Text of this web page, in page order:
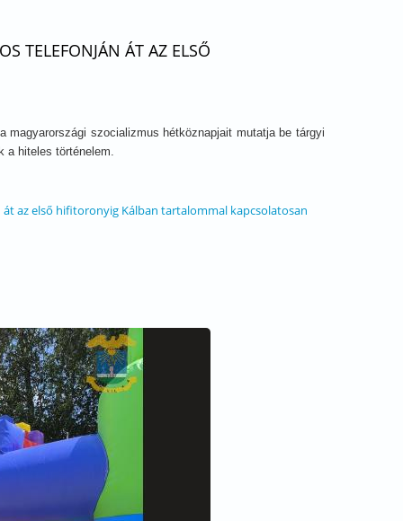
TELEFONJÁN ÁT AZ ELSŐ
szocializmus hétköznapjait mutatja be tárgyi
a hiteles történelem.
az első hifitoronyig Kálban tartalommal kapcsolatosan